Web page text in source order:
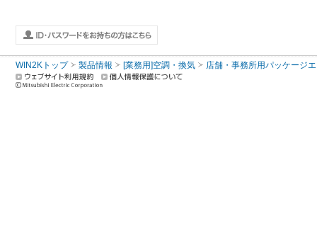
WIN2Kトップ 製品情報 [業務用]空調・換気 店舗・事務所用パッケージ